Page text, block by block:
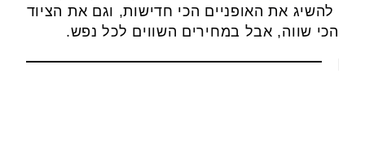
להשיג את האופניים הכי חדישות, וגם את הציוד
הכי שווה, אבל במחירים השווים לכל נפש.